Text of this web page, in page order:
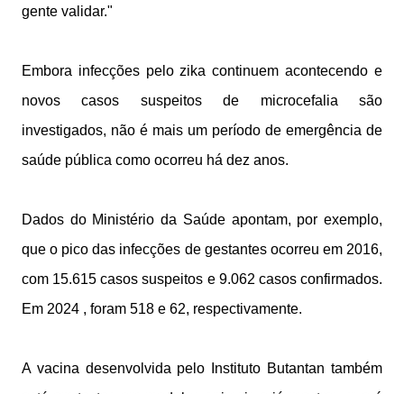
gente validar."
Embora infecções pelo zika continuem acontecendo e
novos casos suspeitos de microcefalia são
investigados, não é mais um período de emergência de
saúde pública como ocorreu há dez anos.
Dados do Ministério da Saúde apontam, por exemplo,
que o pico das infecções de gestantes ocorreu em 2016,
com 15.615 casos suspeitos e 9.062 casos confirmados.
Em 2024 , foram 518 e 62, respectivamente.
A vacina desenvolvida pelo Instituto Butantan também